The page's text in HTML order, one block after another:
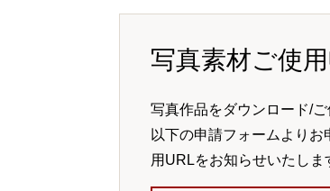
写真素材ご使
写真作品をダウンロード/
以下の申請フォームより
用URLをお知らせいたしま